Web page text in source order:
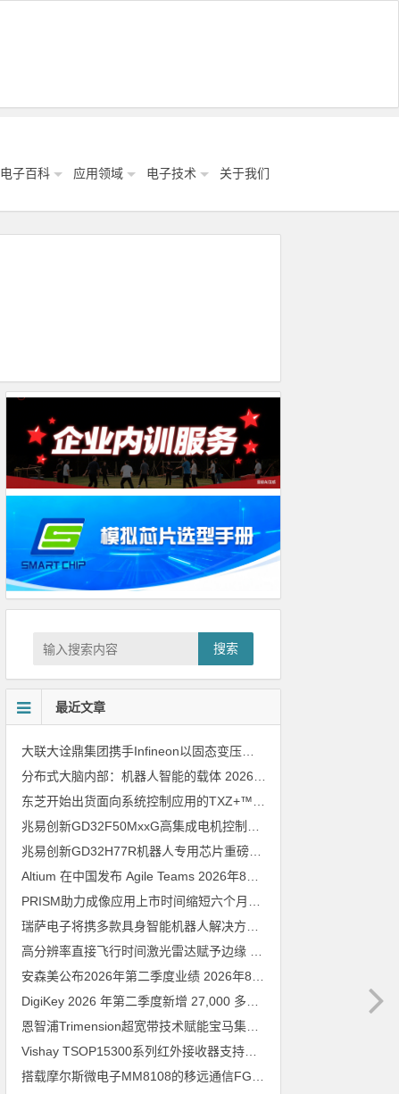
电子百科 应用领域 电子技术 关于我们
搜索
最近文章
大联大诠鼎集团携手Infineon以固态变压器重构配电效率新标杆
分布式大脑内部：机器人智能的载体 2026年8月6日
兆易创新GD32H77R机器人专用芯片重磅亮相，精准赋能伺服驱动与关节控制
Altium 在中国发布 Agile Teams 2026年8月6日
安森美公布2026年第二季度业绩 2026年8月6日
恩智浦Trimension超宽带技术赋能宝马集团Digital Key Plus及生命体存在检测功能
Vishay TSOP15300系列红外接收器支持所有主流遥控代码